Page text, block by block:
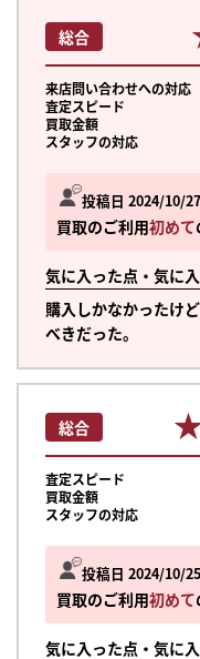
投稿日 2024/10/27
買取のご利用初めて
気に入った点・気に
購入しかなかったけ
べきだった。
総合
来店問い合わせへの対応
査定スピード
買取金額
スタッフの対応
投稿日 2024/10/25
買取のご利用初めて
気に入った点・気に
総合
査定スピード
買取金額
スタッフの対応